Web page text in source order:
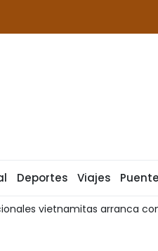
Deportes Viajes
vietnamitas arranca